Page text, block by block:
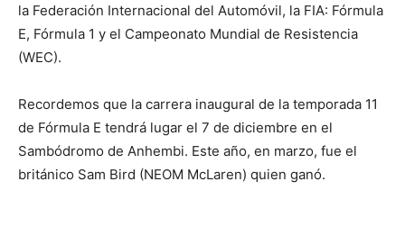
la Federación Internacional del Automóvil, la FIA: Fórmula
E, Fórmula 1 y el Campeonato Mundial de Resistencia
(WEC).
Recordemos que la carrera inaugural de la temporada 11
de Fórmula E tendrá lugar el 7 de diciembre en el
Sambódromo de Anhembi. Este año, en marzo, fue el
británico Sam Bird (NEOM McLaren) quien ganó.